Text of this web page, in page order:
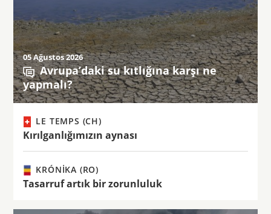
05 Ağustos 2026
Avrupa’daki su kıtlığına karşı ne
yapmalı?
LE TEMPS (CH)
Kırılganlığımızın aynası
KRÓNIKA (RO)
Tasarruf artık bir zorunluluk